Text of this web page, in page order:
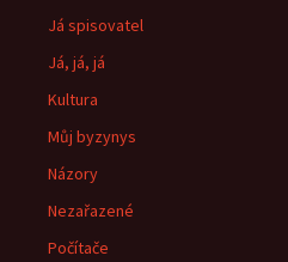
Já spisovatel
Já, já, já
Kultura
Můj byzynys
Názory
Nezařazené
Počítače